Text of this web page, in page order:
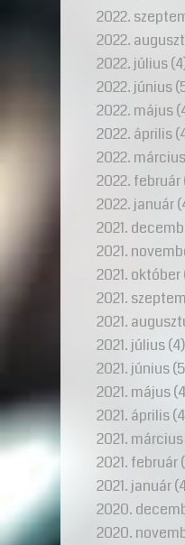
2022.
2022.
2022. július
2022. június
2022. május
2022. április
2022. március
2022. február
2022. január
2021.
2021.
2021. október
2021.
2021.
2021. július(4)
2021. június
2021. május
2021. április
2021. március
2021. február
2021. január
2020.
2020.